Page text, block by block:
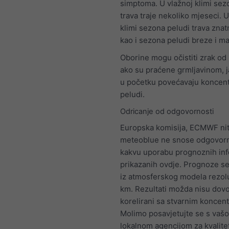
simptoma. U vlažnoj klimi
trava traje nekoliko mjeseci.
klimi sezona peludi trava
kao i sezona peludi breze i
Oborine mogu očistiti zrak od
ako su praćene grmljavinom,
u početku povećavaju
peludi.
Odricanje od odgovornosti
Europska komisija, ECMWF
meteoblue ne snose
kakvu uporabu prognoznih
prikazanih ovdje. Prognoze
iz atmosferskog modela
km. Rezultati možda nisu
korelirani sa stvarnim
Molimo posavjetujte se s
lokalnom agencijom za